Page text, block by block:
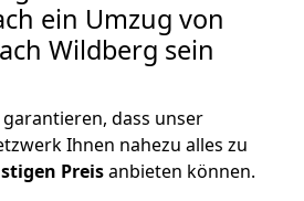
ein Umzug von
Wildberg sein
dass unser
Ihnen nahezu alles zu
Preisanbieten können.